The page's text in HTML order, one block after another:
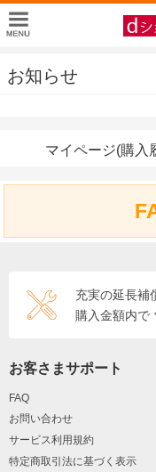
お知らせ
マイページ(購入
充実の延長補
購入金額内で
お客さまサポート
FAQ
お問い合わせ
サービス利用規約
特定商取引法に基づく表示